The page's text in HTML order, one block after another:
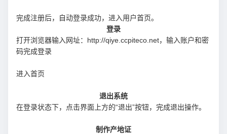
完成注册后，自动登录成功，进入用户首页。
登录
打开浏览器输入网址：http://qiye.ccpiteco.net，输入账户和密
码完成登录
进入首页
退出系统
在登录状态下，点击界面上方的“退出”按钮，完成退出操作。
制作产地证